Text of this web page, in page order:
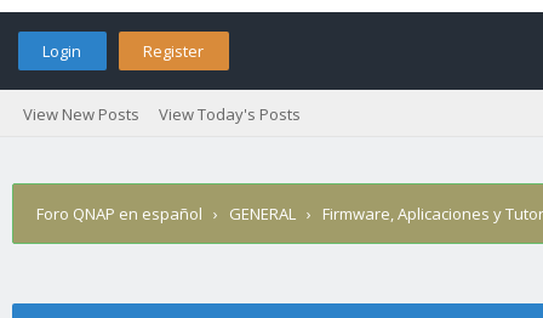
Login Register
View New Posts View Today's Posts
Foro QNAP en español › GENERAL › Firmware, Aplicaciones y